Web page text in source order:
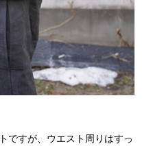
ですが、ウエスト周りはすっ